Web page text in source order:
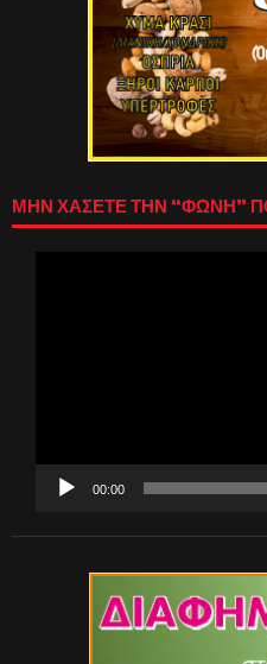
ΜΗΝ ΧΑΣΕΤΕ ΤΗΝ “ΦΩΝΗ”
00:00